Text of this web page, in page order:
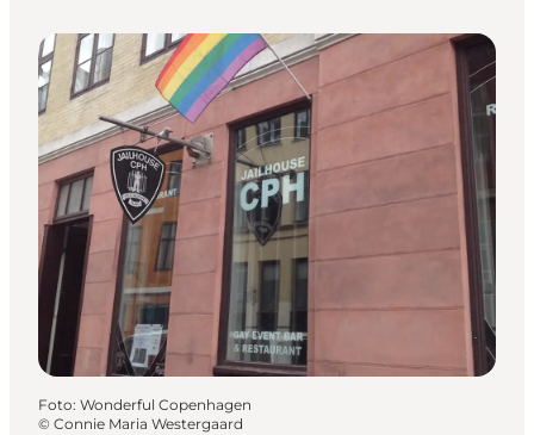
Foto: Wonderful Copenhagen
© Connie Maria Westergaard